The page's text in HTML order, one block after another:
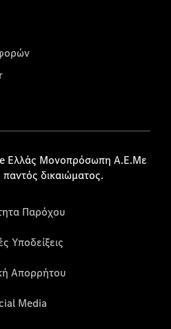
Ελλάς Μονοπρόσωπη Α.Ε.Με
δικαιώματος.
Παρόχου
Υποδείξεις
Απορρήτου
Media